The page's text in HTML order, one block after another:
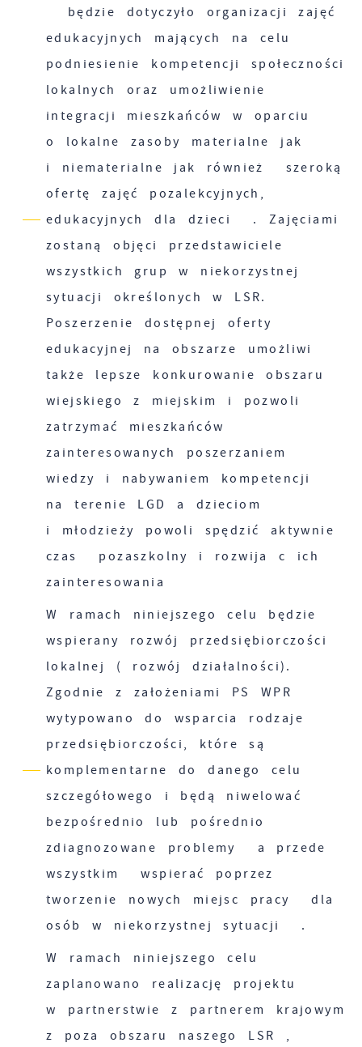
będzie dotyczyło organizacji zajęć
edukacyjnych mających na celu
podniesienie kompetencji społeczności
lokalnych oraz umożliwienie
integracji mieszkańców w oparciu
o lokalne zasoby materialne jak
i niematerialne jak również szeroką
ofertę zajęć pozalekcyjnych,
edukacyjnych dla dzieci . Zajęciami
zostaną objęci przedstawiciele
wszystkich grup w niekorzystnej
sytuacji określonych w LSR.
Poszerzenie dostępnej oferty
edukacyjnej na obszarze umożliwi
także lepsze konkurowanie obszaru
wiejskiego z miejskim i pozwoli
zatrzymać mieszkańców
zainteresowanych poszerzaniem
wiedzy i nabywaniem kompetencji
na terenie LGD a dzieciom
i młodzieży powoli spędzić aktywnie
czas pozaszkolny i rozwija c ich
zainteresowania
W ramach niniejszego celu będzie
wspierany rozwój przedsiębiorczości
lokalnej ( rozwój działalności).
Zgodnie z założeniami PS WPR
wytypowano do wsparcia rodzaje
przedsiębiorczości, które są
komplementarne do danego celu
szczegółowego i będą niwelować
bezpośrednio lub pośrednio
zdiagnozowane problemy a przede
wszystkim wspierać poprzez
tworzenie nowych miejsc pracy dla
osób w niekorzystnej sytuacji .
W ramach niniejszego celu
zaplanowano realizację projektu
w partnerstwie z partnerem krajowym
z poza obszaru naszego LSR ,